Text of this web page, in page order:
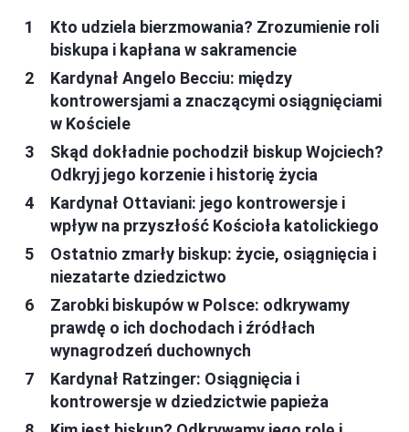
Kto udziela bierzmowania? Zrozumienie roli
biskupa i kapłana w sakramencie
Kardynał Angelo Becciu: między
kontrowersjami a znaczącymi osiągnięciami
w Kościele
Skąd dokładnie pochodził biskup Wojciech?
Odkryj jego korzenie i historię życia
Kardynał Ottaviani: jego kontrowersje i
wpływ na przyszłość Kościoła katolickiego
Ostatnio zmarły biskup: życie, osiągnięcia i
niezatarte dziedzictwo
Zarobki biskupów w Polsce: odkrywamy
prawdę o ich dochodach i źródłach
wynagrodzeń duchownych
Kardynał Ratzinger: Osiągnięcia i
kontrowersje w dziedzictwie papieża